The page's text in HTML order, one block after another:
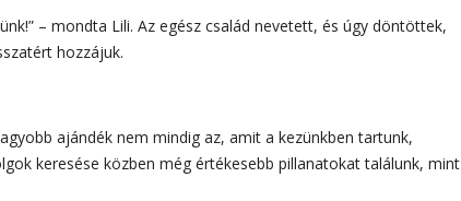
– mondta Lili. Az egész család nevetett, és úgy döntöttek,
hozzájuk.
ajándék nem mindig az, amit a kezünkben tartunk,
keresése közben még értékesebb pillanatokat találunk, mint